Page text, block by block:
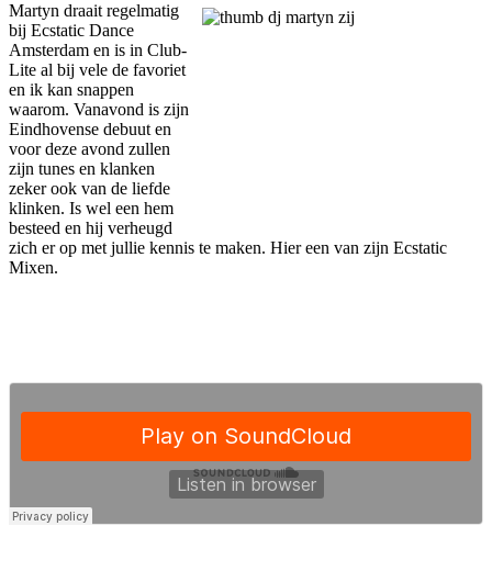
Martyn draait regelmatig
bij Ecstatic Dance
Amsterdam en is in Club-
Lite al bij vele de favoriet
en ik kan snappen
waarom. Vanavond is zijn
Eindhovense debuut en
voor deze avond zullen
zijn tunes en klanken
zeker ook van de liefde
klinken. Is wel een hem
besteed en hij verheugd
zich er op met jullie kennis te maken. Hier een van zijn Ecstatic
Mixen.